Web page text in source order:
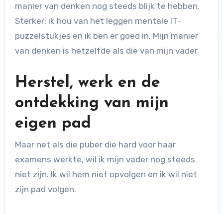
manier van denken nog steeds blijk te hebben.
Sterker: ik hou van het leggen mentale IT-
puzzelstukjes en ik ben er goed in. Mijn manier
van denken is hetzelfde als die van mijn vader.
Herstel, werk en de
ontdekking van mijn
eigen pad
Maar net als die puber die hard voor haar
examens werkte, wil ik mijn vader nog steeds
niet zijn. Ik wil hem niet opvolgen en ik wil niet
zijn pad volgen.